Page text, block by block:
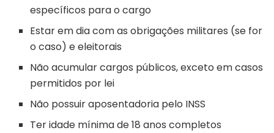
específicos para o cargo
Estar em dia com as obrigações militares (se for
o caso) e eleitorais
Não acumular cargos públicos, exceto em casos
permitidos por lei
Não possuir aposentadoria pelo INSS
Ter idade mínima de 18 anos completos